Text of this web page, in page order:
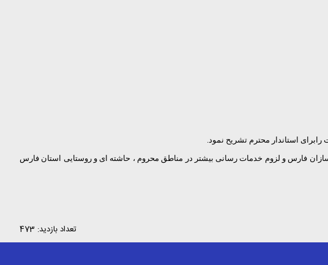
استاندار محترم تشریح نمود.
فارس و لزوم خدمات رسانی بیشتر در مناطق محروم ، حاشته ای و روستایی استان فارس
تعداد بازدید: 473